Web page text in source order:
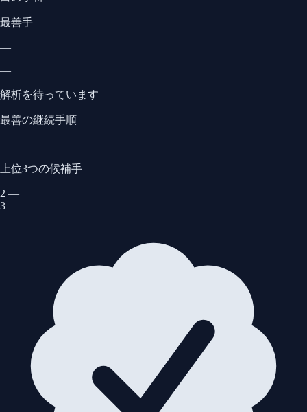
最善手
—
—
解析を待っています
最善の継続手順
—
上位3つの候補手
2 —
3 —